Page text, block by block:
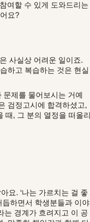
여할 수 있게 도와드리는
요?
사실상 어려운 일이죠.
하고 복습하는 것은 현실
제를 물어보시는 거예
검정고시에 합격하셨고,
때, 그 분의 열정을 떠올리
요. ‘나는 가르치는 걸 좋
듭하면서 학생분들과 이야
는 경계가 흐려지고 이 공